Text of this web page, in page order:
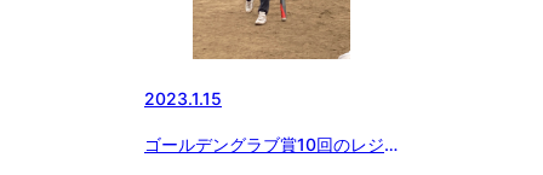
2023.1.15
ゴールデングラブ賞10回のレジ